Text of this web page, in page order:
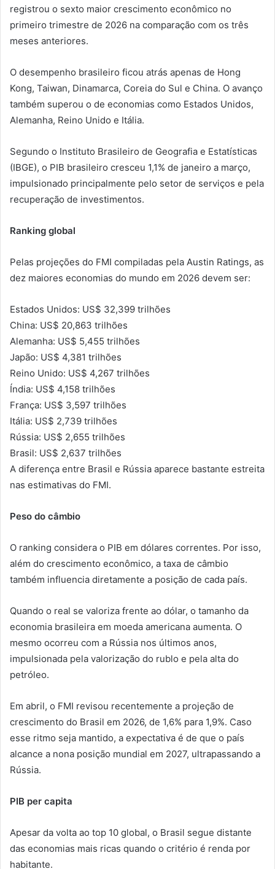
registrou o sexto maior crescimento econômico no
primeiro trimestre de 2026 na comparação com os três
meses anteriores.
O desempenho brasileiro ficou atrás apenas de Hong
Kong, Taiwan, Dinamarca, Coreia do Sul e China. O avanço
também superou o de economias como Estados Unidos,
Alemanha, Reino Unido e Itália.
Segundo o Instituto Brasileiro de Geografia e Estatísticas
(IBGE), o PIB brasileiro cresceu 1,1% de janeiro a março,
impulsionado principalmente pelo setor de serviços e pela
recuperação de investimentos.
Ranking global
Pelas projeções do FMI compiladas pela Austin Ratings, as
dez maiores economias do mundo em 2026 devem ser:
Estados Unidos: US$ 32,399 trilhões
China: US$ 20,863 trilhões
Alemanha: US$ 5,455 trilhões
Japão: US$ 4,381 trilhões
Reino Unido: US$ 4,267 trilhões
Índia: US$ 4,158 trilhões
França: US$ 3,597 trilhões
Itália: US$ 2,739 trilhões
Rússia: US$ 2,655 trilhões
Brasil: US$ 2,637 trilhões
A diferença entre Brasil e Rússia aparece bastante estreita
nas estimativas do FMI.
Peso do câmbio
O ranking considera o PIB em dólares correntes. Por isso,
além do crescimento econômico, a taxa de câmbio
também influencia diretamente a posição de cada país.
Quando o real se valoriza frente ao dólar, o tamanho da
economia brasileira em moeda americana aumenta. O
mesmo ocorreu com a Rússia nos últimos anos,
impulsionada pela valorização do rublo e pela alta do
petróleo.
Em abril, o FMI revisou recentemente a projeção de
crescimento do Brasil em 2026, de 1,6% para 1,9%. Caso
esse ritmo seja mantido, a expectativa é de que o país
alcance a nona posição mundial em 2027, ultrapassando a
Rússia.
PIB per capita
Apesar da volta ao top 10 global, o Brasil segue distante
das economias mais ricas quando o critério é renda por
habitante.